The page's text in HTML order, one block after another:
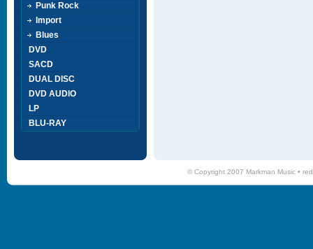
Punk Rock
Import
Blues
DVD
SACD
DUAL DISC
DVD AUDIO
LP
BLU-RAY
© Copyright 2007 Markman Music •